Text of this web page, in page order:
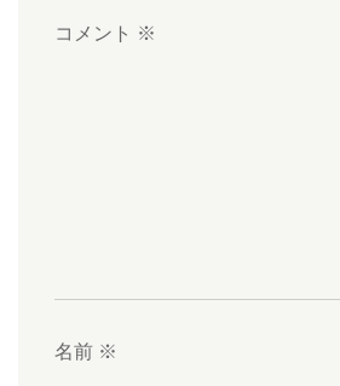
コメント ※
名前 ※